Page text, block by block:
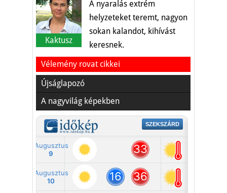
Kaktusz
A nyaralás extrém
helyzeteket teremt, nagyon
sokan kalandot, kihívást
keresnek.
Vélemény rovat cikkei
Újságlapozó
A nagyvilág képekben